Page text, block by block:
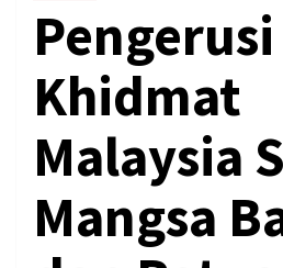
Pengerusi
Khidmat
Malaysia
Mangsa